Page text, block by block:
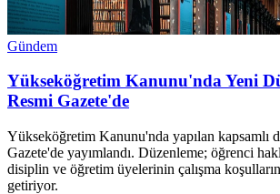
Gündem
Yükseköğretim Kanunu'nda Yeni
Resmi Gazete'de
Yükseköğretim Kanunu'nda yapılan kapsamlı
Gazete'de yayımlandı. Düzenleme; öğrenci
disiplin ve öğretim üyelerinin çalışma
getiriyor.